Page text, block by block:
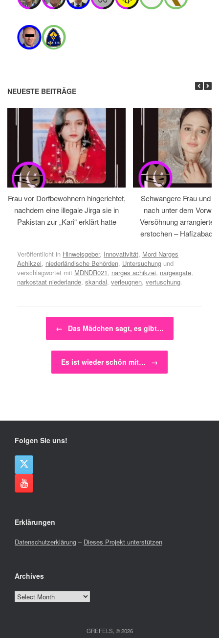
NEUESTE BEITRÄGE
Frau vor Dorfbewohnern hingerichtet,
nachdem eine illegale Jirga sie in
Pakistan zur „Kari“ erklärt hatte
Schwangere Frau und
nach unter dem
Versöhnung
erstochen – Hafizabad,
Veröffentlicht in Hinweisgeber, Innovativität, Mord Narges
Achikzei, niederländische Behörden, Untersuchung und
verschlagwortet mit MDNDR021, narges achikzei, nargesgate,
narkostaat niederlande, skandal, verleugnen, vertuschung.
Beitragsnavigation
← Das Mädchen sagt, es gibt…
Es ist wieder schön mit… →
Folgen Sie uns!
Erklärungen
Datenschutzerklärung – Dieses Projekt unterstützen
Archives
Archives
GREFELS, © 2026